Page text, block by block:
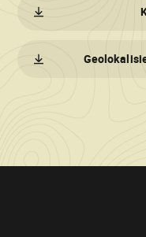
Verkaufsinformationen